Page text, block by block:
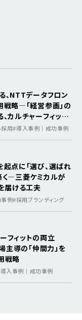
、NTTデータフロン
戦略―「経営参画」の
カルチャーフィット
採用#導入事例｜成功事例
点に「選び、選ばれ
く―三菱ケミカルが
届ける工夫
例#採用ブランディング
フィットの両立
導の「仲間力」を
戦略
入事例｜成功事例